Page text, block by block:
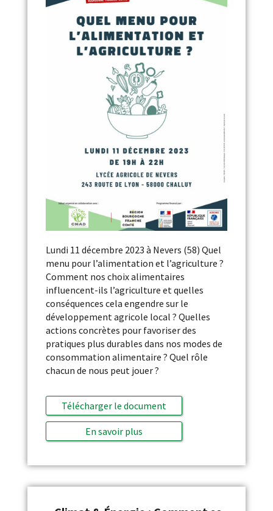
Lundi 11 décembre 2023 à Nevers (58) Quel
menu pour l’alimentation et l’agriculture ?
Comment nos choix alimentaires
influencent-ils l’agriculture et quelles
conséquences cela engendre sur le
développement agricole local ? Quelles
actions concrètes pour favoriser des
pratiques plus durables dans nos modes de
consommation alimentaire ? Quel rôle
chacun de nous peut jouer ?
Télécharger le document
En savoir plus